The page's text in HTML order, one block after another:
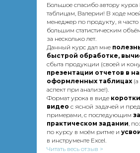
Большое спасибо автору
таблицам, Валерии! В ходе
менеджер по продукту, я часто
большим статистическим
за несколько лет.
Данный курс дал мне п
быстрой обработке,
сбыта продукции (своей и
презентации отчетов в
оформленных таблицах
аспект при анализе!).
Формат урока в виде
видео с ясной задачей и
примерами, с последующим
практическом задании ,
по курсу в моём ритме и
в инструменте Excel.
Читать весь отзыв >